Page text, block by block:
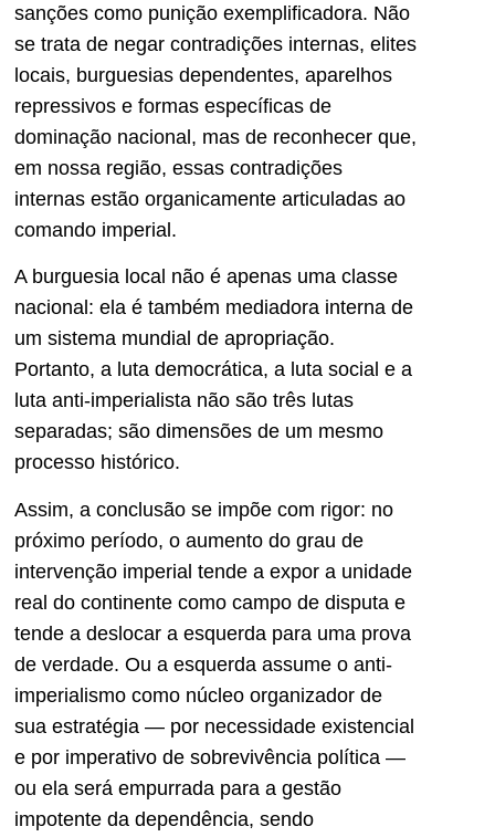
sanções como punição exemplificadora. Não
se trata de negar contradições internas, elites
locais, burguesias dependentes, aparelhos
repressivos e formas específicas de
dominação nacional, mas de reconhecer que,
em nossa região, essas contradições
internas estão organicamente articuladas ao
comando imperial.
A burguesia local não é apenas uma classe
nacional: ela é também mediadora interna de
um sistema mundial de apropriação.
Portanto, a luta democrática, a luta social e a
luta anti-imperialista não são três lutas
separadas; são dimensões de um mesmo
processo histórico.
Assim, a conclusão se impõe com rigor: no
próximo período, o aumento do grau de
intervenção imperial tende a expor a unidade
real do continente como campo de disputa e
tende a deslocar a esquerda para uma prova
de verdade. Ou a esquerda assume o anti-
imperialismo como núcleo organizador de
sua estratégia — por necessidade existencial
e por imperativo de sobrevivência política —
ou ela será empurrada para a gestão
impotente da dependência, sendo